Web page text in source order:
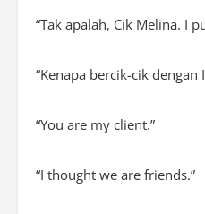
“Tak apalah, Cik Melina. I
“Kenapa bercik-cik dengan
“You are my client.”
“I thought we are friends.”